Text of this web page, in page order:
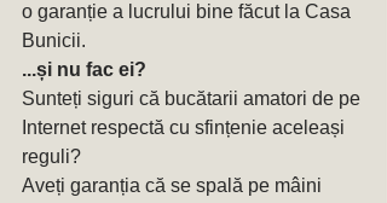
o garanție a lucrului bine făcut la Casa
Bunicii.
...și nu fac ei?
Sunteți siguri că bucătarii amatori de pe
Internet respectă cu sfințenie aceleași
reguli?
Aveți garanția că se spală pe mâini